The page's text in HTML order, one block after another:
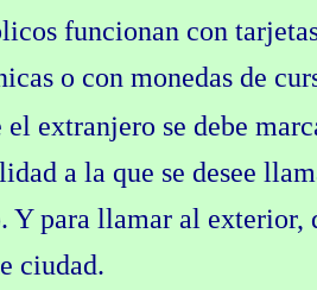
funcionan con
o con monedas de
el extranjero se debe
a la que se desee
Y para llamar al exterior,
ciudad.